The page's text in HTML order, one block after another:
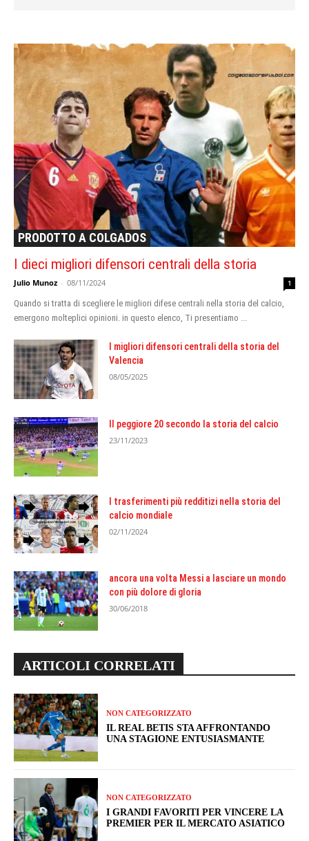
PRODOTTO A COLGADOS
I dieci migliori difensori centrali della storia
Julio Munoz - 08/11/2024 1
Quando si tratta di scegliere le migliori difese centrali nella storia del calcio,
emergono molteplici opinioni. in questo elenco, Ti presentiamo ...
I migliori difensori centrali della storia del
Valencia
08/05/2025
Il peggiore 20 secondo la storia del calcio
23/11/2023
I trasferimenti più redditizi nella storia del
calcio mondiale
02/11/2024
ancora una volta Messi a lasciare un mondo
con più dolore di gloria
30/06/2018
ARTICOLI CORRELATI
NON CATEGORIZZATO
IL REAL BETIS STA AFFRONTANDO
UNA STAGIONE ENTUSIASMANTE
NON CATEGORIZZATO
I GRANDI FAVORITI PER VINCERE LA
PREMIER PER IL MERCATO ASIATICO